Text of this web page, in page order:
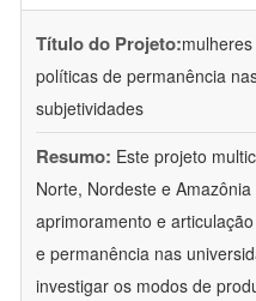
Título do Projeto:
políticas de permanência
subjetividades
Resumo: Este projeto
Norte, Nordeste e
aprimoramento e
e permanência nas
investigar os modos de